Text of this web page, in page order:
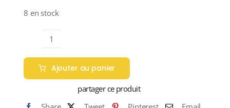
8 en stock
quantité
de
Château
L'Évêque
Ajouter au panier
partager ce produit